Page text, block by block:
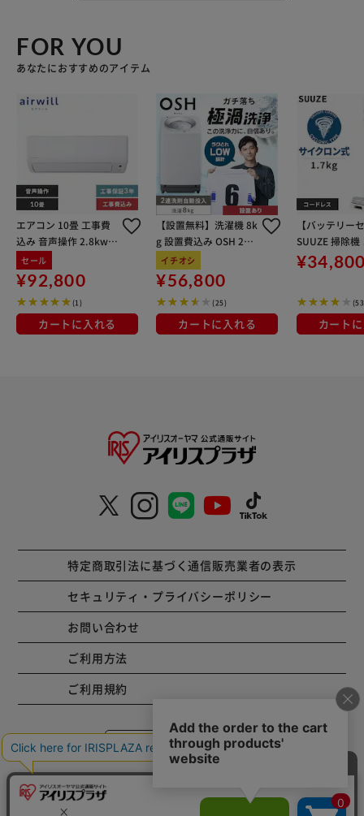
FOR YOU
あなたにおすすめのアイテム
エアコン 10畳 工事費
込み 音声操作 2.8kw 1
00V対応 IAF-2806GV
セール
¥92,800
(1)
カートに入れる
【設置無料】洗濯機 8k
g 設置費込み OSH 2連
タンク 洗剤自動投入 ガ
チ落ち極渦洗浄 省エネ
節水 ラクとれLOW設計
二人暮らし ファミリー
向け ITW-80A01-W
イチオシ
¥56,800
(25)
カートに入れる
【バッテリー
SUUZE 掃除機
レス サイクロ
付 置くだけで
カート
特定商取引法に基づく通信販売業者の表示
セキュリティ・プライバシーポリシー
お問い合わせ
ご利用方法
ご利用規約
コーポレートサイト
Copyright © 2001 IRISPLAZA. ALL Rights Reserved.